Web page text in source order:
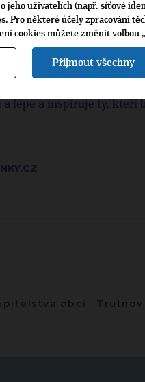
a parkovacím
Další prioritou je
dluh z minulého
pořádku. Poslední a
podpory mladých
lépe a inspiruje ty, kteří
obcí - Trutnov
jeho uživatelích (např. síťové
Pro některé účely zpracování
cookies můžete změnit volbou
Přijmout všechny